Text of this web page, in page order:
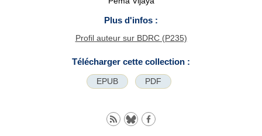
Plus d'infos :
Profil auteur sur BDRC (P235)
Télécharger cette collection :
EPUB PDF